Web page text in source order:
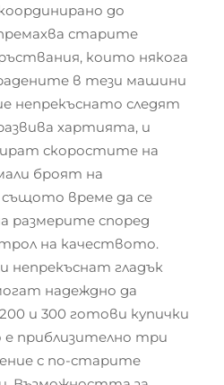
до
старите
които някога
в тези машини
непрекъснато следят
хартията, и
скоростите на
броят на
време да се
размерите според
на качеството.
непрекъснат гладък
надеждно да
и 300 готови купички
приблизително три
с по-старите